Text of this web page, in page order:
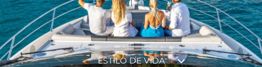
HISTORIA
ESTILO DE VIDA